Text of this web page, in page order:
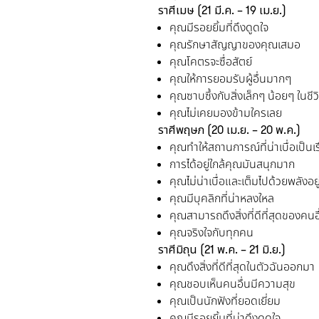
ราศีเมษ (21 มี.ค. – 19 เม.ย.)
คุณมีรอยยิ้มที่ดึงดูดใจ
คุณรักษาสัญญาของคุณเสมอ
คุณโคตรจะซื่อสัตย์
คุณให้การยอมรับผู้อื่นมากๆ
คุณซาบซึ้งกับสิ่งเล็กๆ น้อยๆ ในชี
คุณไม่เคยมองข้ามใครเลย
ราศีพฤษภ (20 เม.ย. – 20 พ.ค.)
คุณทำให้สถานการณ์ที่น่าเบื่อเป็นเ
การได้อยู่ใกล้คุณมันสนุกมาก
คุณไม่น่าเบื่อและเต็มไปด้วยพลังอ
คุณมีบุคลิกที่น่าหลงใหล
คุณสามารถดึงสิ่งที่ดีที่สุดของคน
คุณจริงใจกับทุกคน
ราศีมิถุน (21 พ.ค. – 21 มิ.ย.)
คุณดึงสิ่งที่ดีที่สุดในตัวฉันออกมา
คุณชอบเห็นคนอื่นมีความสุข
คุณเป็นนักฟังที่ยอดเยี่ยม